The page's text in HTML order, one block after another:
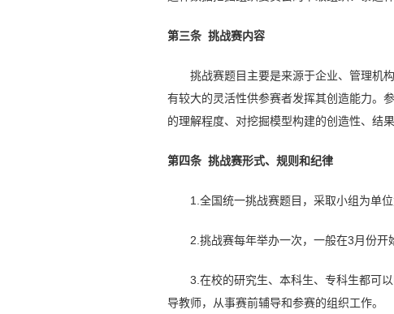
第三条 挑战赛内容
挑战赛题目主要是来源于企业、管理机
有较大的灵活性供参赛者发挥其创造能力。
的理解程度、对挖掘模型构建的创造性、结
第四条 挑战赛形式、规则和纪律
1.全国统一挑战赛题目，采取小组为单位
2.挑战赛每年举办一次，一般在3月份开
3.在校的研究生、本科生、专科生都可
导教师，从事赛前辅导和参赛的组织工作。